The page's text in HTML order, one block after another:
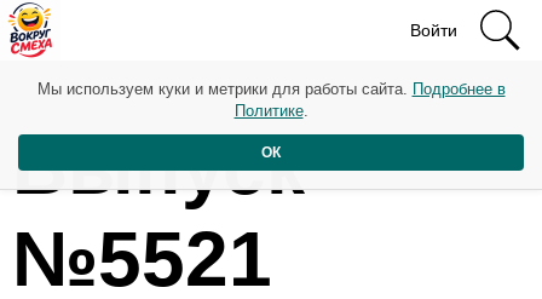
Войти
Выпуск
№5521
Мы используем куки и метрики для работы сайта. Подробнее в
Политике.
ОК